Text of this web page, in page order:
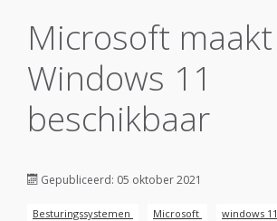
Microsoft maakt
Windows 11
beschikbaar
Gepubliceerd: 05 oktober 2021
Besturingssystemen Microsoft windows 11